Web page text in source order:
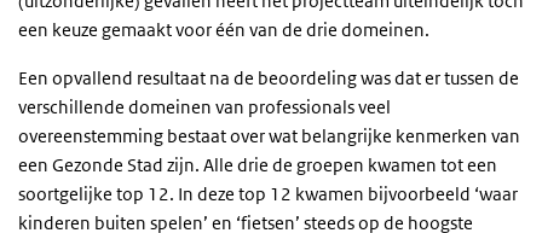
een keuze gemaakt voor één van de drie domeinen.
Een opvallend resultaat na de beoordeling was dat er tussen de
verschillende domeinen van professionals veel
overeenstemming bestaat over wat belangrijke kenmerken van
een Gezonde Stad zijn. Alle drie de groepen kwamen tot een
soortgelijke top 12. In deze top 12 kwamen bijvoorbeeld ‘waar
kinderen buiten spelen’ en ‘fietsen’ steeds op de hoogste